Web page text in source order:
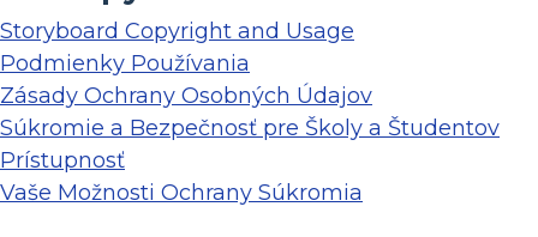
Storyboard Copyright and Usage
Podmienky Používania
Zásady Ochrany Osobných Údajov
Súkromie a Bezpečnosť pre Školy a Študentov
Prístupnosť
Vaše Možnosti Ochrany Súkromia